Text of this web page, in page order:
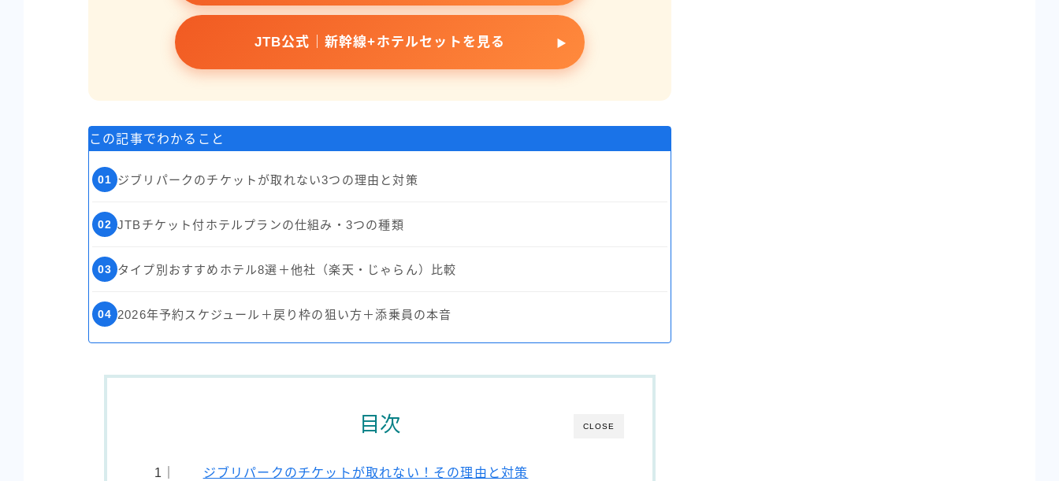
JTB公式｜新幹線+ホテルセットを見る
この記事でわかること
01 ジブリパークのチケットが取れない3つの理由と対策
02 JTBチケット付ホテルプランの仕組み・3つの種類
03 タイプ別おすすめホテル8選＋他社（楽天・じゃらん）比較
04 2026年予約スケジュール＋戻り枠の狙い方＋添乗員の本音
CLOSE
目次
ジブリパークのチケットが取れない！その理由と対策